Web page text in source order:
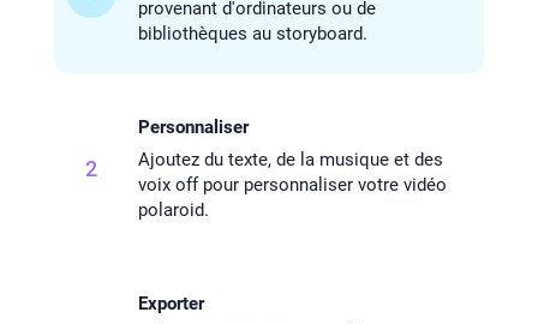
provenant d'ordinateurs ou de
bibliothèques au storyboard.
2
Personnaliser
Ajoutez du texte, de la musique et des
voix off pour personnaliser votre vidéo
polaroid.
Exporter